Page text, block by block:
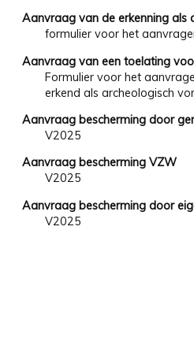
Aanvraag van de erkenning als
formulier voor het
Aanvraag van een toelating
Formulier voor het
erkend als archeologisch
Aanvraag bescherming door
V2025
Aanvraag bescherming VZW
V2025
Aanvraag bescherming door
V2025